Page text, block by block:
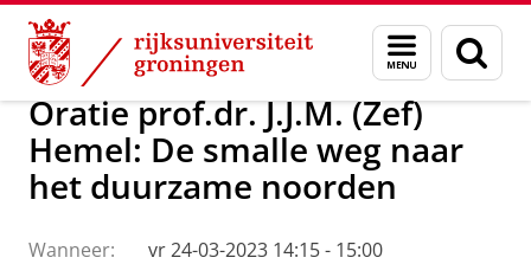
Skip
Content
Skip
Navigation
Menu
en
zoeken
Over ons Actueel Evenementen Oraties
Oratie prof.dr. J.J.M. (Zef)
Hemel: De smalle weg naar
het duurzame noorden
Wanneer:
vr 24-03-2023 14:15 - 15:00